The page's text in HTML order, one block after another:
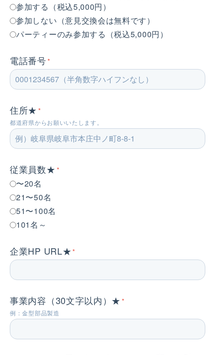
参加する（税込5,000円）
参加しない（意見交換会は無料です）
パーティーのみ参加する（税込5,000円）
電話番号*
住所★ *
都道府県からお願いいたします。
従業員数★ *
〜20名
21〜50名
51〜100名
101名～
企業HP URL★*
事業内容（30文字以内）★ *
例：金型部品製造